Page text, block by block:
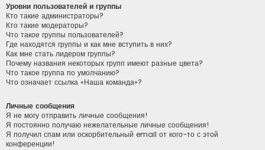
Уровни пользователей и группы
Кто такие администраторы?
Кто такие модераторы?
Что такое группы пользователей?
Где находятся группы и как мне вступить в них?
Как мне стать лидером группы?
Почему названия некоторых групп имеют разные цвета?
Что такое группа по умолчанию?
Что означает ссылка «Наша команда»?
Личные сообщения
Я не могу отправить личные сообщения!
Я постоянно получаю нежелательные личные сообщения!
Я получил спам или оскорбительный email от кого-то с этой
конференции!